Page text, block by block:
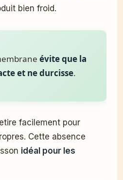
bien froid.
évite que la
et ne durcisse.
facilement pour
Cette absence
idéal pour les